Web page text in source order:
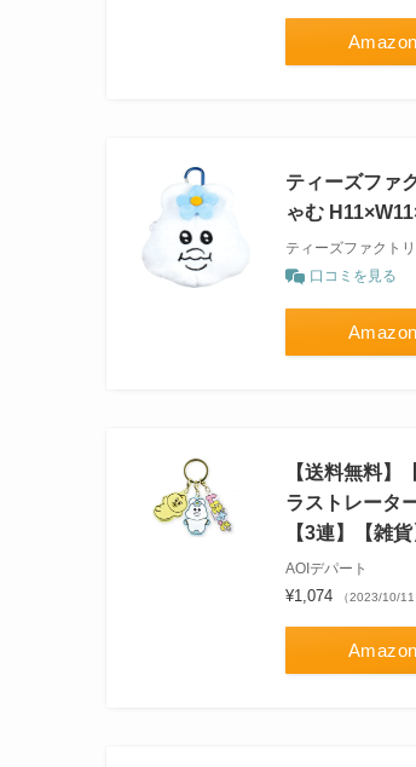
ティーズファ
ゃむ
ティーズファクト
口コミを見る
【送料無料】
ラストレータ
【3連】【雑
AOIデパート
¥1,074 （2023/10/